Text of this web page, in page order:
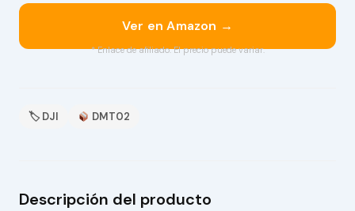
Ver en Amazon →
* Enlace de afiliado. El precio puede variar.
🏷 DJI DMT02
Descripción del producto